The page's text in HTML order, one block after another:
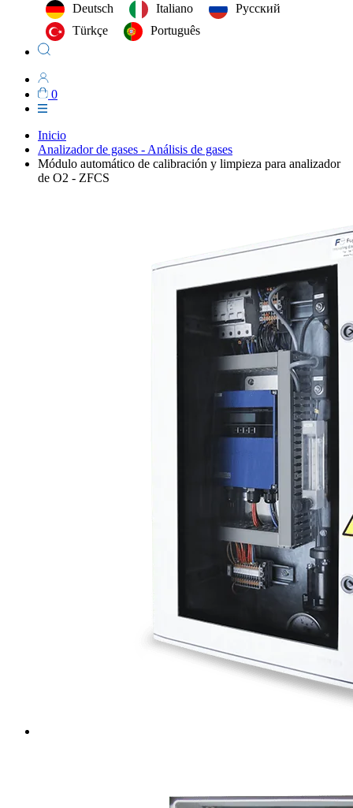
Deutsch
Italiano
Русский
Türkçe
Português
0
Inicio
Analizador de gases - Análisis de gases
Módulo automático de calibración y limpieza para analizador
de O2 - ZFCS